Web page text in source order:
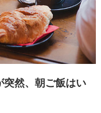
然、朝ご飯はい